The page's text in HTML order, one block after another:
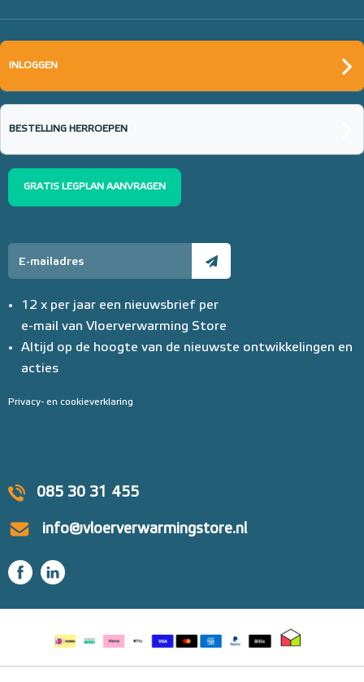
085 30 31 455
info@vloerverwarmingstore.nl
INLOGGEN
BESTELLING HERROEPEN
GRATIS LEGPLAN AANVRAGEN
12 x per jaar een nieuwsbrief per
e-mail van Vloerverwarming Store
Altijd op de hoogte van de nieuwste ontwikkelingen en
acties
Privacy- en cookieverklaring